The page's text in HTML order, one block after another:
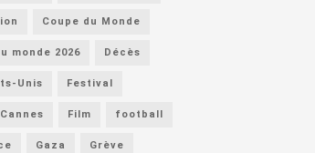
Coupe du Monde
monde 2026 Décès
Unis Festival
Film football
Gaza Grève